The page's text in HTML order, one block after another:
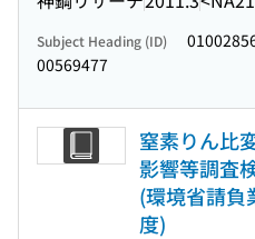
Subject Heading (ID)
00569477
窒素りん比
影響等調査
(環境省請負
度)